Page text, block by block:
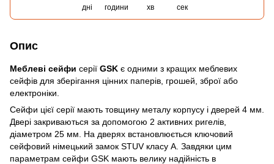
дні години хв сек
Опис
Меблеві сейфи серії GSK є одними з кращих меблевих
сейфів для зберігання цінних паперів, грошей, зброї або
електроніки.
Сейфи цієї серії мають товщину металу корпусу і дверей 4 мм.
Двері закриваються за допомогою 2 активних ригелів,
діаметром 25 мм. На дверях встановлюється ключовий
сейфовий німецький замок STUV класу А. Завдяки цим
параметрам сейфи GSK мають велику надійність в